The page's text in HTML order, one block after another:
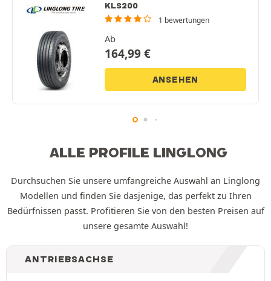
KLS200
1 bewertungen
Ab
164,99€
ANSEHEN
ALLE PROFILE LINGLONG
Durchsuchen Sie unsere umfangreiche Auswahl an Linglong
Modellen und finden Sie dasjenige, das perfekt zu Ihren
Bedürfnissen passt. Profitieren Sie von den besten Preisen auf
unsere gesamte Auswahl!
ANTRIEBSACHSE